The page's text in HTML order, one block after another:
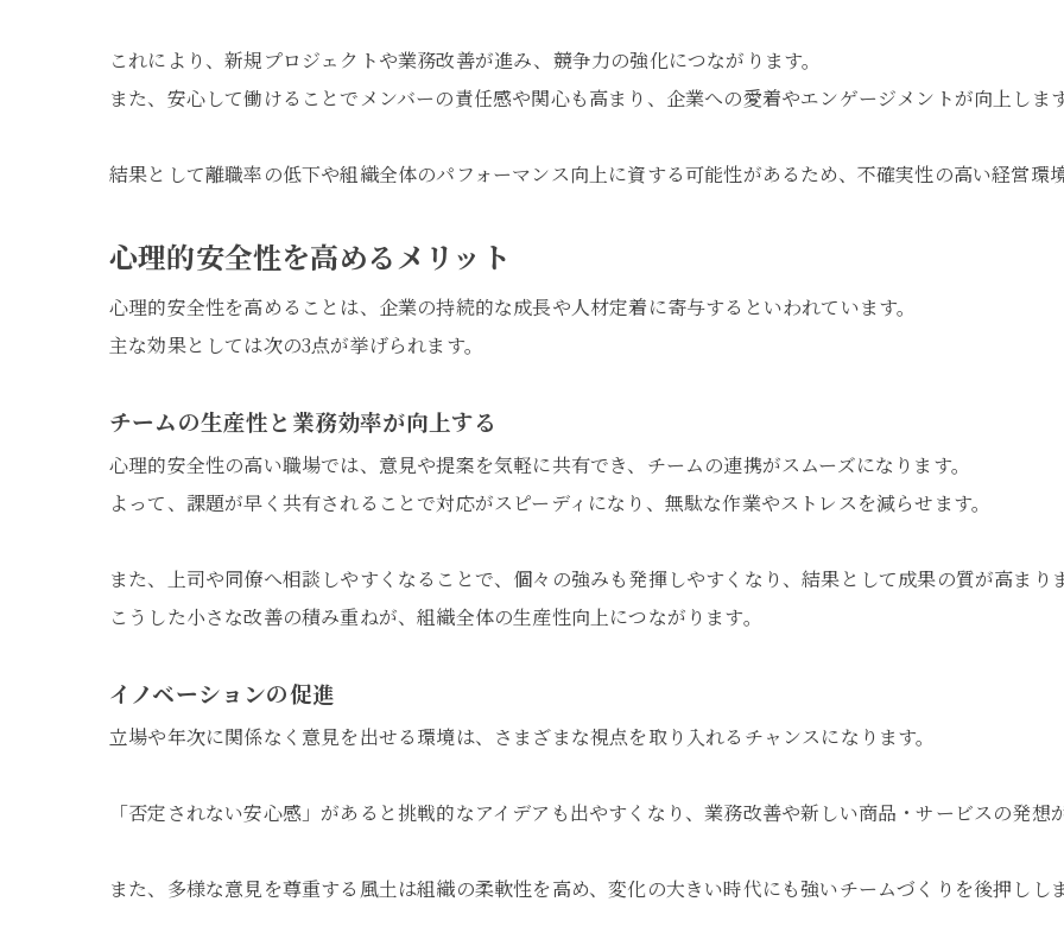
これにより、新規プロジェクトや業務改善が進み、競争力の強化につながります。
また、安心して働けることでメンバーの責任感や関心も高まり、企業への愛着やエンゲージメントが向上します
結果として離職率の低下や組織全体のパフォーマンス向上に資する可能性があるため、不確実性の高い経営環
心理的安全性を高めるメリット
心理的安全性を高めることは、企業の持続的な成長や人材定着に寄与するといわれています。
主な効果としては次の3点が挙げられます。
チームの生産性と業務効率が向上する
心理的安全性の高い職場では、意見や提案を気軽に共有でき、チームの連携がスムーズになります。
よって、課題が早く共有されることで対応がスピーディになり、無駄な作業やストレスを減らせます。
また、上司や同僚へ相談しやすくなることで、個々の強みも発揮しやすくなり、結果として成果の質が高まりま
こうした小さな改善の積み重ねが、組織全体の生産性向上につながります。
イノベーションの促進
立場や年次に関係なく意見を出せる環境は、さまざまな視点を取り入れるチャンスになります。
「否定されない安心感」があると挑戦的なアイデアも出やすくなり、業務改善や新しい商品・サービスの発想
また、多様な意見を尊重する風土は組織の柔軟性を高め、変化の大きい時代にも強いチームづくりを後押ししま